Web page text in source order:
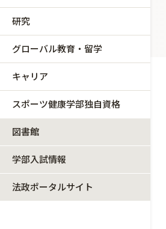
研究
グローバル教育・留学
キャリア
スポーツ健康学部独自資格
図書館
学部入試情報
法政ポータルサイト